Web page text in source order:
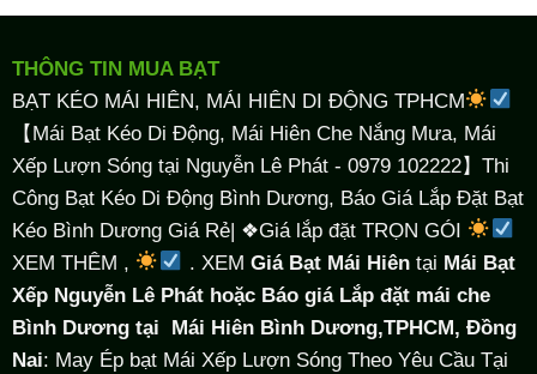
THÔNG TIN MUA BẠT
BẠT KÉO MÁI HIÊN, MÁI HIÊN DI ĐỘNG TPHCM
【Mái Bạt Kéo Di Động, Mái Hiên Che Nắng Mưa, Mái
Xếp Lượn Sóng tại Nguyễn Lê Phát - 0979 102222】Thi
Công Bạt Kéo Di Động Bình Dương, Báo Giá Lắp Đặt Bạt
Kéo Bình Dương Giá Rẻ| ❖Giá lắp đặt TRỌN GÓI
XEM THÊM ,
. XEM Giá Bạt Mái Hiêntại Mái Bạt
Xếp Nguyễn Lê Phát hoặc Báo giá Lắp đặt mái che
Bình Dương tại Mái Hiên Bình Dương,TPHCM, Đồng
Nai: May Ép bạt Mái Xếp Lượn Sóng Theo Yêu Cầu Tại